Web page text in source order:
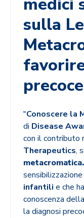
medici
sulla
"Conoscere la
di Disease
con il contributo
Therapeutics,
metacromatica.
infantili e che
conoscenza
la diagnosi